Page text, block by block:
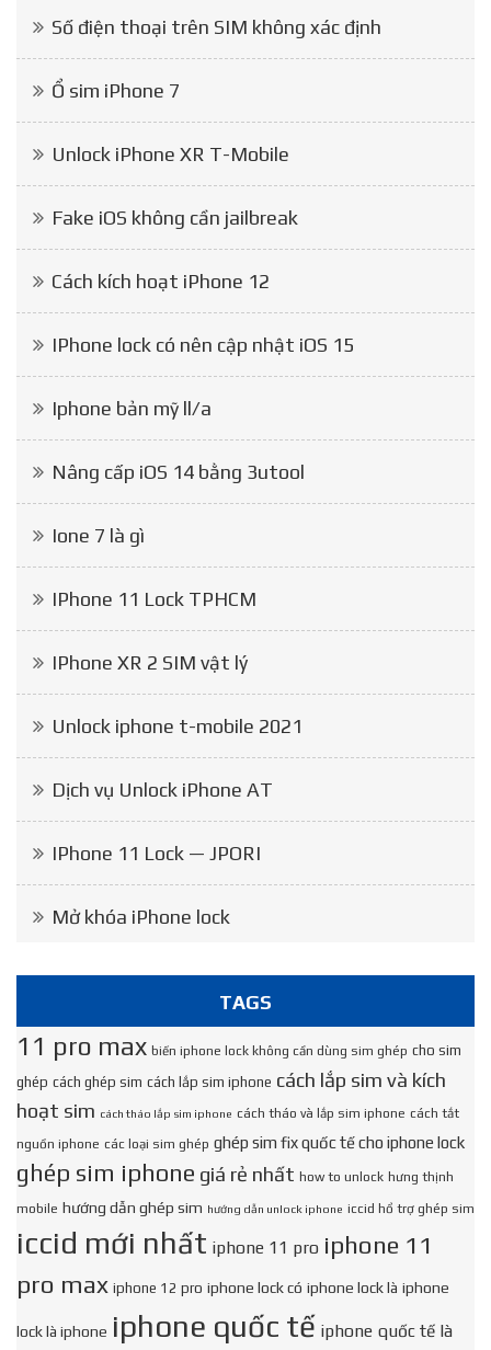
Số điện thoại trên SIM không xác định
Ổ sim iPhone 7
Unlock iPhone XR T-Mobile
Fake iOS không cần jailbreak
Cách kích hoạt iPhone 12
IPhone lock có nên cập nhật iOS 15
Iphone bản mỹ ll/a
Nâng cấp iOS 14 bằng 3utool
Ione 7 là gì
IPhone 11 Lock TPHCM
IPhone XR 2 SIM vật lý
Unlock iphone t-mobile 2021
Dịch vụ Unlock iPhone AT
IPhone 11 Lock — JPORI
Mở khóa iPhone lock
TAGS
11 pro max biến iphone lock không cần dùng sim ghép cho sim
ghép cách ghép sim cách lắp sim iphone cách lắp sim và kích
hoạt sim cách tháo lắp sim iphone cách tháo và lắp sim iphone cách tắt
nguồn iphone các loại sim ghép ghép sim fix quốc tế cho iphone lock
ghép sim iphone giá rẻ nhất how to unlock hưng thịnh
mobile hướng dẫn ghép sim hướng dẫn unlock iphone iccid hổ trợ ghép sim
iccid mới nhất iphone 11 pro iphone 11
pro max iphone 12 pro iphone lock có iphone lock là iphone
lock là iphone iphone quốc tế iphone quốc tế là